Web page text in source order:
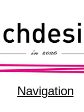
Navigation